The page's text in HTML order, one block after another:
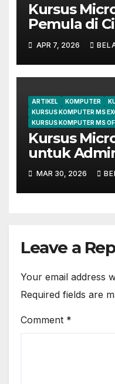
Kursus
Pemula di
dari Dasar
APR 7, 2026
ARTIKEL KOMPUTER
KURSUS KOMPUTER MS
KURSUS KOMPUTER MS
Kursus
untuk
Perkantoran
MAR 30, 2026
Leave a
Your email address
Required fields are
Comment *